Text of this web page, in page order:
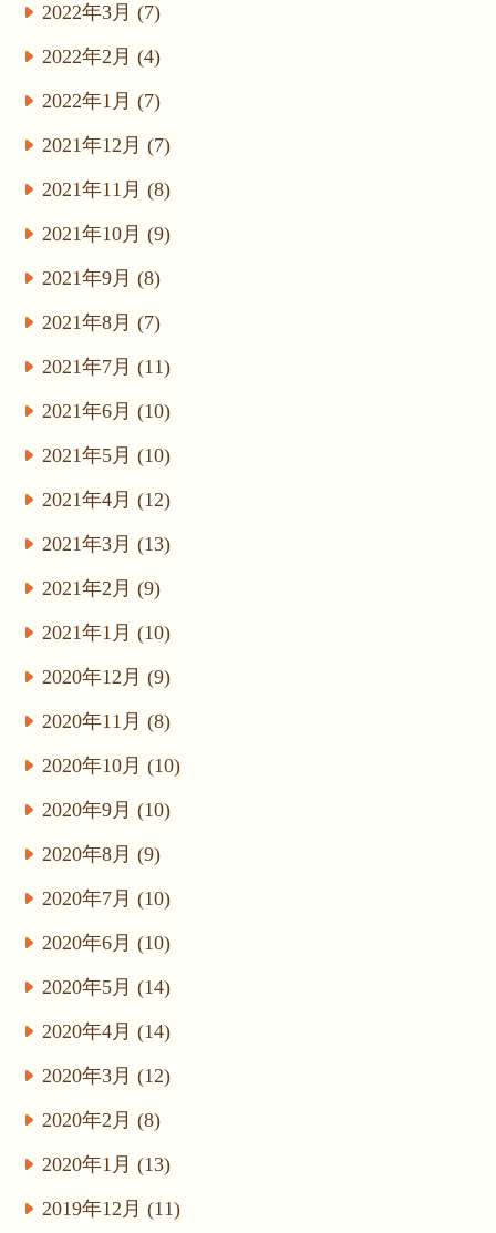
2022年3月 (7)
2022年2月 (4)
2022年1月 (7)
2021年12月 (7)
2021年11月 (8)
2021年10月 (9)
2021年9月 (8)
2021年8月 (7)
2021年7月 (11)
2021年6月 (10)
2021年5月 (10)
2021年4月 (12)
2021年3月 (13)
2021年2月 (9)
2021年1月 (10)
2020年12月 (9)
2020年11月 (8)
2020年10月 (10)
2020年9月 (10)
2020年8月 (9)
2020年7月 (10)
2020年6月 (10)
2020年5月 (14)
2020年4月 (14)
2020年3月 (12)
2020年2月 (8)
2020年1月 (13)
2019年12月 (11)